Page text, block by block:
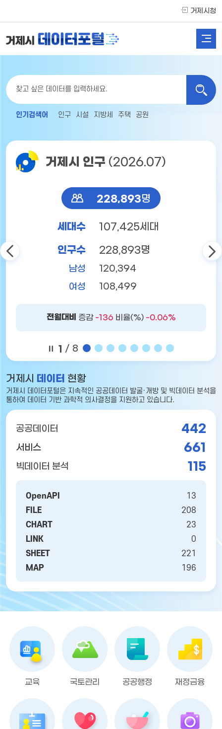
거제시청
인기검색어 인구 시설 지방세 주택 공원
거제시 인구 (2026.07)
228,893명
세대수
107,425세대
인구수
228,893명
남성
120,394
여성
108,499
전월대비 증감 -136 비율(%) -0.06%
1 / 8
거제시 데이터 현황
거제시 데이터포털은 지속적인 공공데이터 발굴·개방 및 빅데이터 분석을
통하여 데이터 기반 과학적 의사결정을 지원하고 있습니다.
공공데이터 442
서비스 661
빅데이터 분석 115
OpenAPI
13
FILE
208
CHART
23
LINK
0
SHEET
221
MAP
196
교육 국토관리 공공행정 재정금융